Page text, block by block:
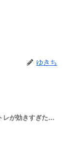
ゆきち
レが効きすぎた…